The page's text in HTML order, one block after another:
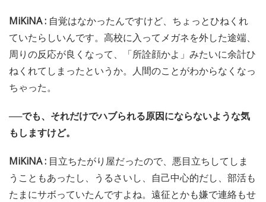
MiKiNA : 自覚はなかったんですけど、ちょっとひねくれ
ていたらしいんです。高校に入ってメガネを外した途端、
周りの反応が良くなって、「所詮顔かよ」みたいに余計ひ
ねくれてしまったというか。人間のことがわからなくなっ
ちゃった。
──でも、それだけでハブられる原因にならないような気
もしますけど。
MiKiNA : 目立ちたがり屋だったので、悪目立ちしてしま
うこともあったし、うるさいし、自己中心的だし、部活も
たまにサボっていたんですよね。遠征とかも嫌で連絡もせ